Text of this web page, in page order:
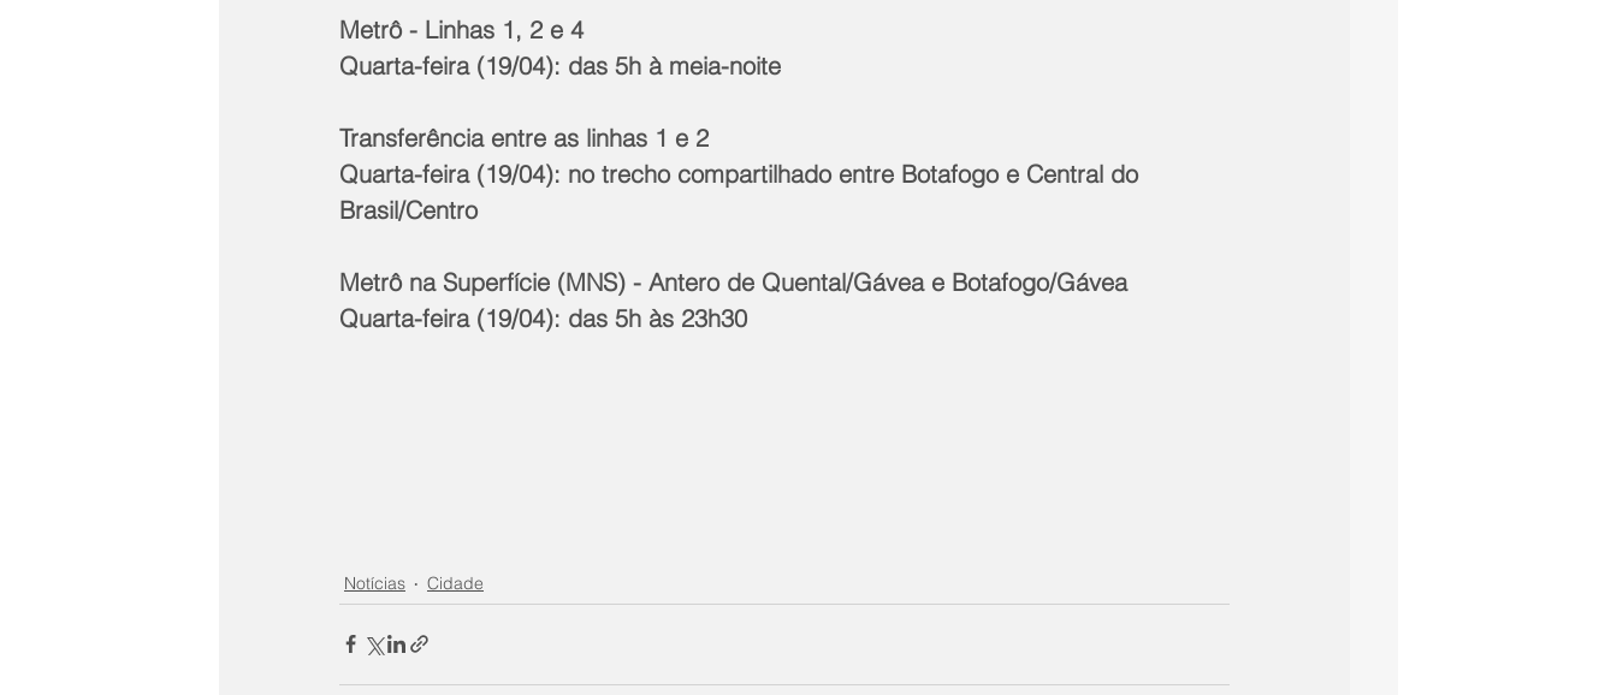
Metrô - Linhas 1, 2 e 4
Quarta-feira (19/04): das 5h à meia-noite
Transferência entre as linhas 1 e 2
Quarta-feira (19/04): no trecho compartilhado entre Botafogo e Central do
Brasil/Centro
Metrô na Superfície (MNS) - Antero de Quental/Gávea e Botafogo/Gávea
Quarta-feira (19/04): das 5h às 23h30
Notícias Cidade